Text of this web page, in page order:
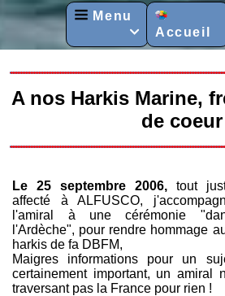
Menu
 Accueil
A nos Harkis Marine,
de coeur
Le 25 septembre 2006,tout
affecté à ALFUSCO,
l'amiral à une cérémonie
l'Ardèche", pour rendre hommage
harkis de fa DBFM,
Maigres informations pour un
certainement important, un amiral
traversant pas la France pour rien !